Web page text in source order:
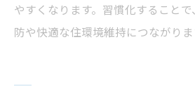
やすくなります。習慣化すること
防や快適な住環境維持につながりま